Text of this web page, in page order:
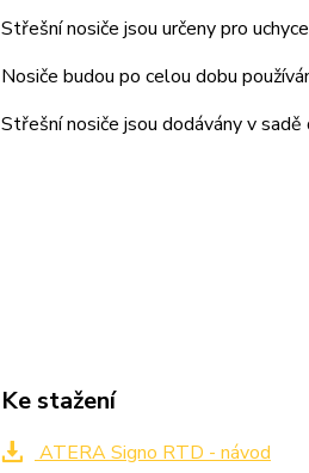
Střešní nosiče jsou určeny pro
Nosiče budou po celou dobu
Střešní nosiče jsou dodávány v sadě
Ke stažení
ATERA Signo RTD - návod